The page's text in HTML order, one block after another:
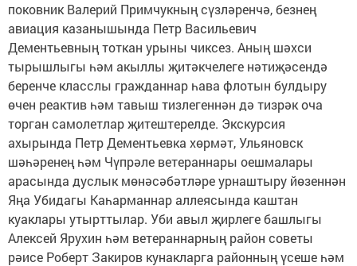
поковник Валерий Примчукның сүзләренчә, безнең
авиация казанышында Петр Васильевич
Дементьевның тоткан урыны чиксез. Аның шәхси
тырышлыгы һәм акыллы җитәкчелеге нәтиҗәсендә
беренче класслы гражданнар һава флотын булдыру
өчен реактив һәм тавыш тизлегеннән дә тизрәк оча
торган самолетлар җитештерелде. Экскурсия
ахырында Петр Дементьевка хөрмәт, Ульяновск
шәһәренең һәм Чүпрәле ветераннары оешмалары
арасында дуслык мөнәсәбәтләре урнаштыру йөзеннән
Яңа Убидагы Каһарманнар аллеясында каштан
куаклары утырттылар. Уби авыл җирлеге башлыгы
Алексей Ярухин һәм ветераннарның район советы
рәисе Роберт Закиров кунакларга районның үсеше һәм